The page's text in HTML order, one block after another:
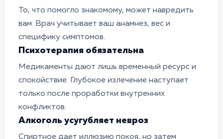
То, что помогло знакомому, может навредить
вам. Врач учитывает ваш анамнез, вес и
специфику симптомов.
Психотерапия обязательна
Медикаменты дают лишь временный ресурс и
спокойствие. Глубокое излечение наступает
только после проработки внутренних
конфликтов.
Алкоголь усугубляет невроз
Спиртное дает иллюзию покоя, но затем